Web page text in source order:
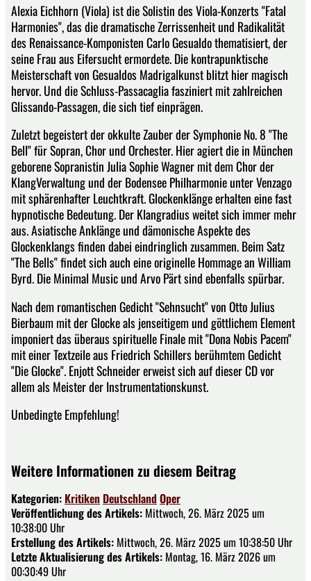
Alexia Eichhorn (Viola) ist die Solistin des Viola-Konzerts "Fatal
Harmonies", das die dramatische Zerrissenheit und Radikalität
des Renaissance-Komponisten Carlo Gesualdo thematisiert, der
seine Frau aus Eifersucht ermordete. Die kontrapunktische
Meisterschaft von Gesualdos Madrigalkunst blitzt hier magisch
hervor. Und die Schluss-Passacaglia fasziniert mit zahlreichen
Glissando-Passagen, die sich tief einprägen.
Zuletzt begeistert der okkulte Zauber der Symphonie No. 8 "The
Bell" für Sopran, Chor und Orchester. Hier agiert die in München
geborene Sopranistin Julia Sophie Wagner mit dem Chor der
KlangVerwaltung und der Bodensee Philharmonie unter Venzago
mit sphärenhafter Leuchtkraft. Glockenklänge erhalten eine fast
hypnotische Bedeutung. Der Klangradius weitet sich immer mehr
aus. Asiatische Anklänge und dämonische Aspekte des
Glockenklangs finden dabei eindringlich zusammen. Beim Satz
"The Bells" findet sich auch eine originelle Hommage an William
Byrd. Die Minimal Music und Arvo Pärt sind ebenfalls spürbar.
Nach dem romantischen Gedicht "Sehnsucht" von Otto Julius
Bierbaum mit der Glocke als jenseitigem und göttlichem Element
imponiert das überaus spirituelle Finale mit "Dona Nobis Pacem"
mit einer Textzeile aus Friedrich Schillers berühmtem Gedicht
"Die Glocke". Enjott Schneider erweist sich auf dieser CD vor
allem als Meister der Instrumentationskunst.
Unbedingte Empfehlung!
Weitere Informationen zu diesem Beitrag
Kategorien: Kritiken Deutschland Oper
Veröffentlichung des Artikels: Mittwoch, 26. März 2025 um
10:38:00 Uhr
Erstellung des Artikels: Mittwoch, 26. März 2025 um 10:38:50 Uhr
Letzte Aktualisierung des Artikels: Montag, 16. März 2026 um
00:30:49 Uhr